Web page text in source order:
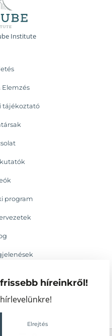
híreinkről!
Elrejtés
Institute
Elemzés
tájékoztató
program